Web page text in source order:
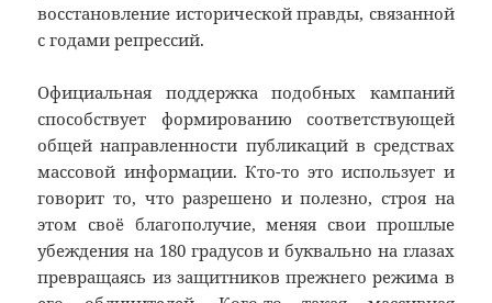
восстановление исторической правды, связанной
с годами репрессий.
Официальная поддержка подобных кампаний
способствует формированию соответствующей
общей направленности публикаций в средствах
массовой информации. Кто-то это использует и
говорит то, что разрешено и полезно, строя на
этом своё благополучие, меняя свои прошлые
убеждения на 180 градусов и буквально на глазах
превращаясь из защитников прежнего режима в